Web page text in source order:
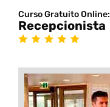
Curso Gratuito Online:
Recepcionista